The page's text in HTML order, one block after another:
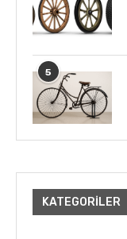
5
KATEGORILER